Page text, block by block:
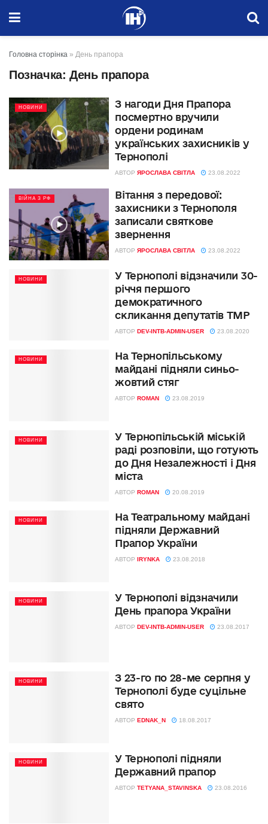
Головна сторінка » День прапора
Позначка: День прапора
НОВИНИ
З нагоди Дня Прапора
посмертно вручили
ордени родинам
українських захисників у
Тернополі
АВТОР ЯРОСЛАВА СВІТЛА 23.08.2022
ВІЙНА З РФ
Вітання з передової:
захисники з Тернополя
записали святкове
звернення
АВТОР ЯРОСЛАВА СВІТЛА 23.08.2022
НОВИНИ
У Тернополі відзначили 30-
річчя першого
демократичного
скликання депутатів ТМР
АВТОР DEV-INTB-ADMIN-USER 23.08.2020
НОВИНИ
На Тернопільському
майдані підняли синьо-
жовтий стяг
АВТОР ROMAN 23.08.2019
НОВИНИ
У Тернопільській міській
раді розповіли, що готують
до Дня Незалежності і Дня
міста
АВТОР ROMAN 20.08.2019
НОВИНИ
На Театральному майдані
підняли Державний
Прапор України
АВТОР IRYNKA 23.08.2018
НОВИНИ
У Тернополі відзначили
День прапора України
АВТОР DEV-INTB-ADMIN-USER 23.08.2017
НОВИНИ
З 23-го по 28-ме серпня у
Тернополі буде суцільне
свято
АВТОР EDNAK_N 18.08.2017
НОВИНИ
У Тернополі підняли
Державний прапор
АВТОР TETYANA_STAVINSKA 23.08.2016